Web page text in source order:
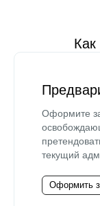
Как
Оформите
текущий
Оформить